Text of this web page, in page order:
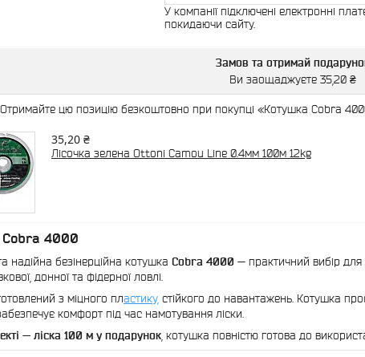
У компанії підключені електронні
покидаючи сайту.
Замов та отримай
Ви заощаджуєте 35,20 ₴
Отримайте цю позицію безкоштовно при покупці «Котушка Cobra
35,20 ₴
Лісочка зелена Ottoni Camou Line 0.4мм 100м 12kg
4000
надійна безінерційна котушка Cobra 4000 — практичний вибір для
донної та фідерної ловлі.
з міцного пластику, стійкого до навантажень. Котушка
комфорт під час намотування ліски.
— ліска 100 м у подарунок , котушка повністю готова до